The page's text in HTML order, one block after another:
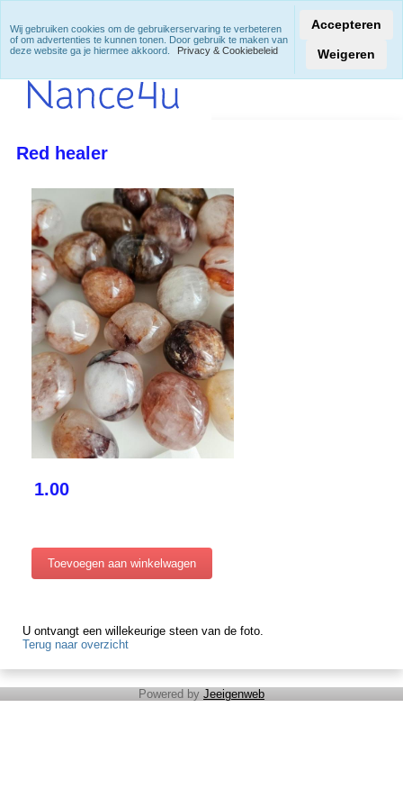
Red healer
1.00
U ontvangt een willekeurige steen van de foto.
Terug naar overzicht
Powered by Jeeigenweb
Wij gebruiken cookies om de gebruikerservaring te verbeteren
of om advertenties te kunnen tonen. Door gebruik te maken van
deze website ga je hiermee akkoord.
Privacy & Cookiebeleid
Accepteren
Weigeren